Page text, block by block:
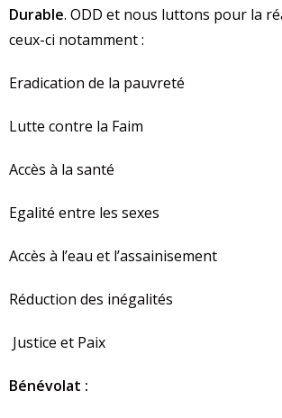
Durable. ODD et nous luttons pour la
ceux-ci notamment :
Eradication de la pauvreté
Lutte contre la Faim
Accès à la santé
Egalité entre les sexes
Accès à l’eau et l’assainisement
Réduction des inégalités
Justice et Paix
Bénévolat :